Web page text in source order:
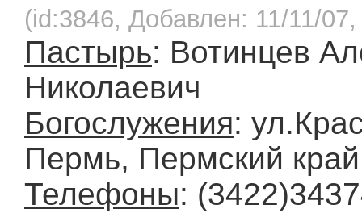
(id:3846, Добавлен: 11/11/
Пастырь: Вотинцев
Николаевич
Богослужения:
Пермь, Пермский
Телефоны: